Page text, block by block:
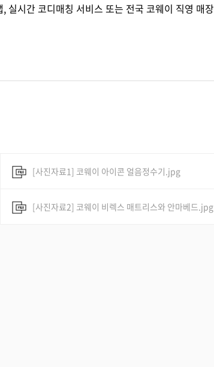
시간 코디매칭 서비스 또는 전국 코웨이 직영 매
[사진자료1] 코웨이 아이콘 얼음정수기.jpg
[사진자료2] 코웨이 비렉스 매트리스와 안마베드.jpg